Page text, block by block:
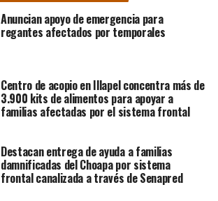
Anuncian apoyo de emergencia para
regantes afectados por temporales
Centro de acopio en Illapel concentra más de
3.900 kits de alimentos para apoyar a
familias afectadas por el sistema frontal
Destacan entrega de ayuda a familias
damnificadas del Choapa por sistema
frontal canalizada a través de Senapred